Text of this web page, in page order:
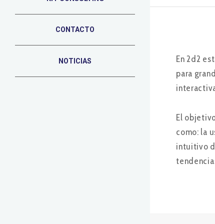
CONTACTO
NOTICIAS
En 2d2
para
El
como: la
intuitivo